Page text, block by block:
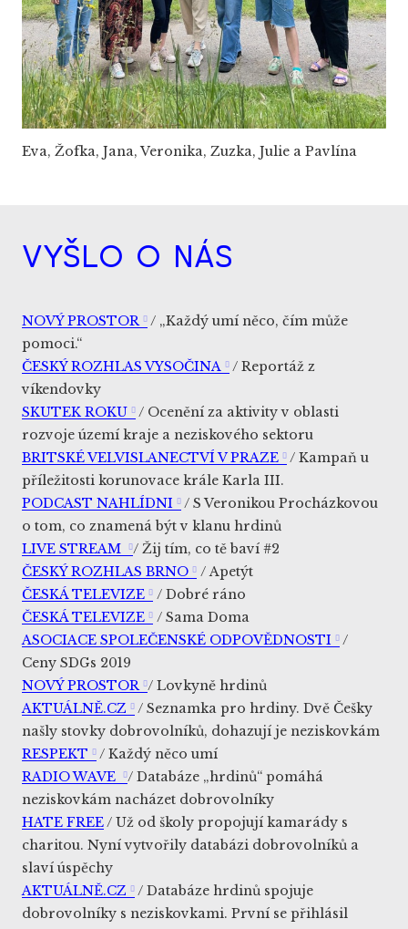
Eva, Žofka, Jana, Veronika, Zuzka, Julie a Pavlína
VYŠLO O NÁS
NOVÝ PROSTOR
/ „Každý umí něco, čím může
pomoci.“
ČESKÝ ROZHLAS VYSOČINA
/ Reportáž z
víkendovky
SKUTEK ROKU
/ Ocenění za aktivity v oblasti
rozvoje území kraje a neziskového sektoru
BRITSKÉ VELVISLANECTVÍ V PRAZE
/ Kampaň u
příležitosti korunovace krále Karla III.
PODCAST NAHLÍDNI
/ S Veronikou Procházkovou
o tom, co znamená být v klanu hrdinů
LIVE STREAM
/ Žij tím, co tě baví #2
ČESKÝ ROZHLAS BRNO
/ Apetýt
ČESKÁ TELEVIZE
/ Dobré ráno
ČESKÁ TELEVIZE
/ Sama Doma
ASOCIACE SPOLEČENSKÉ ODPOVĚDNOSTI
/
Ceny SDGs 2019
NOVÝ PROSTOR / Lovkyně hrdinů
AKTUÁLNĚ.CZ
/ Seznamka pro hrdiny. Dvě Češky
našly stovky dobrovolníků, dohazují je neziskovkám
RESPEKT
/ Každý něco umí
RADIO WAVE
/ Databáze „hrdinů“ pomáhá
neziskovkám nacházet dobrovolníky
HATE FREE/ Už od školy propojují kamarády s
charitou. Nyní vytvořily databázi dobrovolníků a
slaví úspěchy
AKTUÁLNĚ.CZ
/ Databáze hrdinů spojuje
dobrovolníky s neziskovkami. První se přihlásil